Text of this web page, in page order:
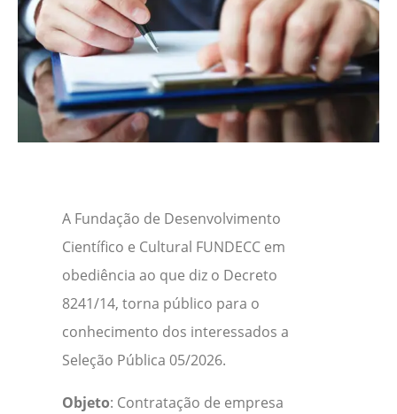
A Fundação de Desenvolvimento
Científico e Cultural FUNDECC em
obediência ao que diz o Decreto
8241/14, torna público para o
conhecimento dos interessados a
Seleção Pública 05/2026.
Objeto: Contratação de empresa